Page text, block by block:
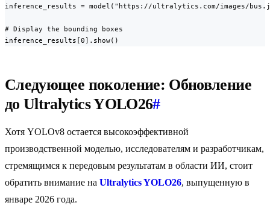
inference_results = model("https://ultralytics.com/images/
# Display the bounding boxes
inference_results[0].show()
Следующее поколение: Обновление
до Ultralytics YOLO26#
Хотя YOLOv8 остается высокоэффективной
производственной моделью, исследователям и разработчикам,
стремящимся к передовым результатам в области ИИ, стоит
обратить внимание на Ultralytics YOLO26, выпущенную в
январе 2026 года.